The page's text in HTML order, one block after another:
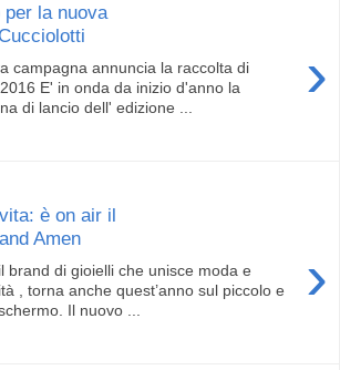
la nuova
›
campagna annuncia la raccolta di
E' in onda da inizio d'anno la
di lancio dell' edizione ...
è on air il
Amen
›
brand di gioielli che unisce moda e
, torna anche quest’anno sul piccolo e
Il nuovo ...